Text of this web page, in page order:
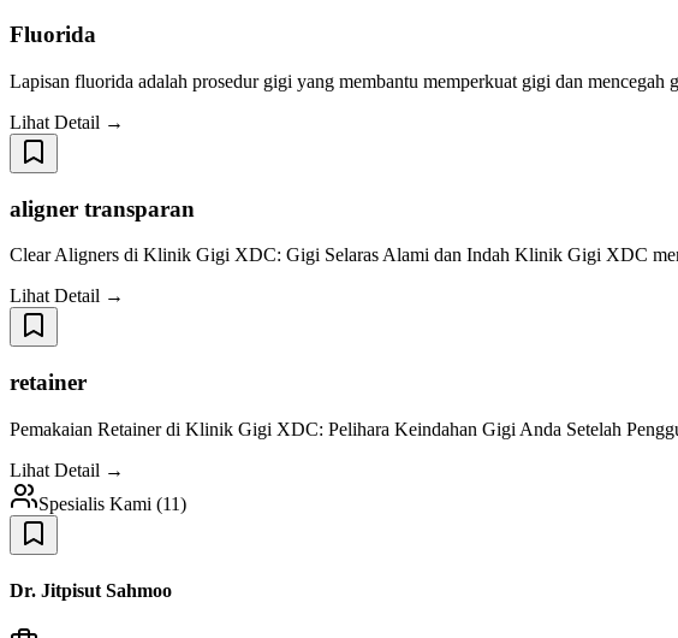
Fluorida
Lapisan fluorida adalah prosedur gigi yang membantu memperkuat gigi dan
Lihat Detail →
aligner transparan
Clear Aligners di Klinik Gigi XDC: Gigi Selaras Alami dan Indah Klinik Gigi XDC
Lihat Detail →
retainer
Pemakaian Retainer di Klinik Gigi XDC: Pelihara Keindahan Gigi Anda Setelah
Lihat Detail →
Spesialis Kami (11)
Dr. Jitpisut Sahmoo